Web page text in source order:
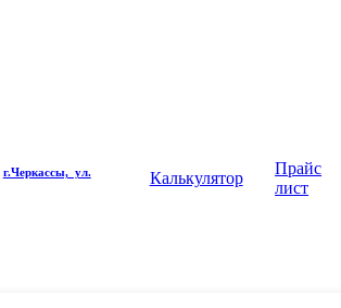
г.Черкассы, ул.
Калькулятор
Прайс
лист